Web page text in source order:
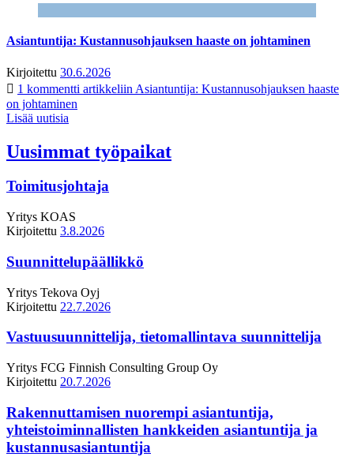
Asiantuntija: Kustannusohjauksen haaste on johtaminen
Kirjoitettu 30.6.2026
1 kommentti artikkeliin Asiantuntija: Kustannusohjauksen haaste
on johtaminen
Lisää uutisia
Uusimmat työpaikat
Toimitusjohtaja
Yritys KOAS
Kirjoitettu 3.8.2026
Suunnittelupäällikkö
Yritys Tekova Oyj
Kirjoitettu 22.7.2026
Vastuusuunnittelija, tietomallintava suunnittelija
Yritys FCG Finnish Consulting Group Oy
Kirjoitettu 20.7.2026
Rakennuttamisen nuorempi asiantuntija,
yhteistoiminnallisten hankkeiden asiantuntija ja
kustannusasiantuntija